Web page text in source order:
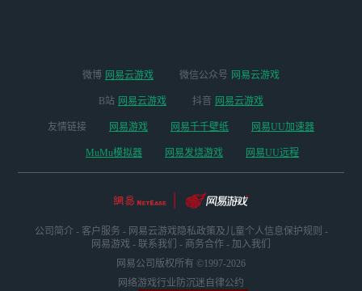
拟器般的体验，兼
操作系统）以及电
视等三种游戏方
即玩，非常便捷。
快来试试吧！
微博 网易云游戏 微信公众号 网易云游戏
B站 网易云游戏 抖音 网易云游戏
友情链接 网易游戏 网易千千壁纸 网易UU加速器
MuMu模拟器 网易发烧游戏 网易UU远程
公司简介 - 客户服务 - 网易云游戏隐私政策及儿童个人信息保护规则 -
网易游戏 - 联系我们 - 商务合作 - 加入我们
网易公司版权所有 ©1997-2026
网络游戏行业防沉迷自律公约